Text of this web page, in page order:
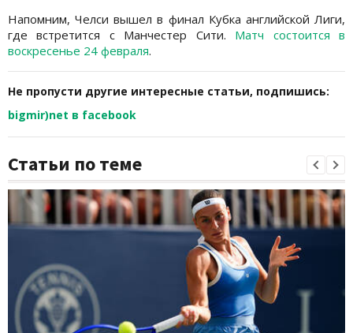
Напомним, Челси вышел в финал Кубка английской Лиги,
где встретится с Манчестер Сити. Матч состоится в
воскресенье 24 февраля.
Не пропусти другие интересные статьи, подпишись:
bigmir)net в facebook
Статьи по теме